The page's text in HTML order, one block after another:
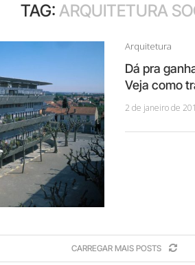
TAG: ARQUITETURA
Arquitetura
Dá pra
Veja como
2 de janeiro de
CARREGAR MAIS POSTS